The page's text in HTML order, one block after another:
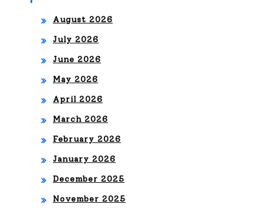
EL
EN
UN
A
EX
August 2026
July 2026
June 2026
May 2026
April 2026
March 2026
February 2026
January 2026
December 2025
November 2025